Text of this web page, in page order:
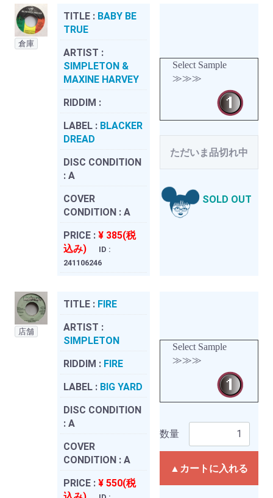
倉庫
TITLE : BABY BE
TRUE
ARTIST :
SIMPLETON &
MAXINE HARVEY
RIDDIM :
LABEL : BLACKER
DREAD
DISC CONDITION
: A
COVER
CONDITION : A
PRICE : ¥ 385(税
込み)
ID :
241106246
Select Sample
≫≫≫
ただいま品切れ中
SOLD OUT
店舗
TITLE : FIRE
ARTIST :
SIMPLETON
RIDDIM : FIRE
LABEL : BIG YARD
DISC CONDITION
: A
COVER
CONDITION : A
PRICE : ¥ 550(税
Select Sample
≫≫≫
数量
▲カートに入れる